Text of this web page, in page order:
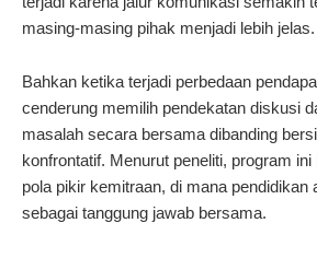
masing-masing pihak menjadi lebih jelas.
Bahkan ketika terjadi perbedaan
cenderung memilih pendekatan diskusi
masalah secara bersama dibanding
konfrontatif. Menurut peneliti, program
pola pikir kemitraan, di mana pendidikan
sebagai tanggung jawab bersama.